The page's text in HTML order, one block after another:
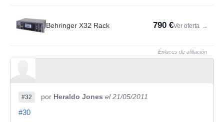
Behringer X32 Rack 790 €Ver oferta →
Enlaces de afiliación
#32 por Heraldo Jones el 21/05/2011
#30